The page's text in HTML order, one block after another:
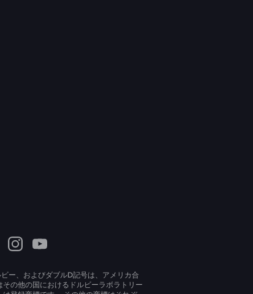
ー、およびダブルD記号は、アメリカ合
その他の国におけるドルビーラボラトリー